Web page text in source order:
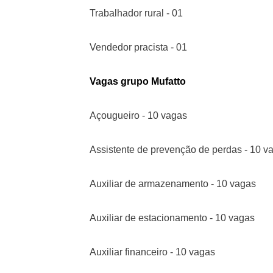
Trabalhador rural - 01
Vendedor pracista - 01
Vagas grupo Mufatto
Açougueiro - 10 vagas
Assistente de prevenção de perdas - 10
Auxiliar de armazenamento - 10 vagas
Auxiliar de estacionamento - 10 vagas
Auxiliar financeiro - 10 vagas